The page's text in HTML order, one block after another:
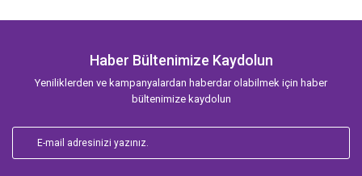
Haber Bültenimize Kaydolun
Yeniliklerden ve kampanyalardan haberdar olabilmek için haber
bültenimize kaydolun